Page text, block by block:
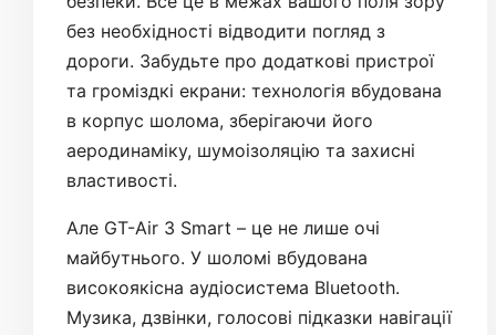
без необхідності відводити погляд з
дороги. Забудьте про додаткові пристрої
та громіздкі екрани: технологія вбудована
в корпус шолома, зберігаючи його
аеродинаміку, шумоізоляцію та захисні
властивості.
Але GT-Air 3 Smart – це не лише очі
майбутнього. У шоломі вбудована
високоякісна аудіосистема Bluetooth.
Музика, дзвінки, голосові підказки навігації